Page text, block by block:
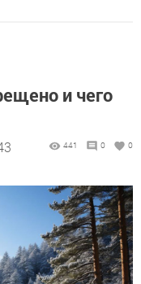
и чего
441 0 0